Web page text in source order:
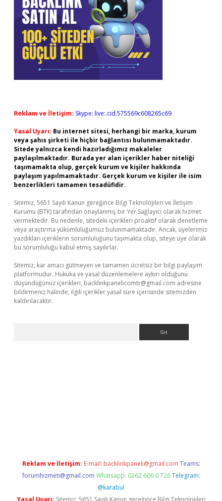
Reklam ve İletişim: Skype: live:.cid.575569c608265c69
Yasal Uyarı: Bu internet sitesi, herhangi bir marka, kurum
veya şahıs şirketi ile hiçbir bağlantısı bulunmamaktadır.
Sitede yalnızca kendi hazırladığımız makaleler
paylaşılmaktadır. Burada yer alan içerikler haber niteliği
taşımamakta olup, gerçek kurum ve kişiler hakkında
paylaşım yapılmamaktadır. Gerçek kurum ve kişiler ile isim
benzerlikleri tamamen tesadüfidir.
Sitemiz, 5651 Sayılı Kanun gereğince Bilgi Teknolojileri ve İletişim
Kurumu (BTK) tarafından onaylanmış bir Yer Sağlayıcı olarak hizmet
vermektedir. Bu nedenle, sitedeki içerikleri proaktif olarak denetleme
veya araştırma yükümlülüğümüz bulunmamaktadır. Ancak, üyelerimiz
yazdıkları içeriklerin sorumluluğunu taşımakta olup, siteye üye olarak
bu sorumluluğu kabul etmiş sayılırlar.
Sitemiz, kar amacı gütmeyen ve tamamen ücretsiz bir bilgi paylaşım
platformudur. Hukuka ve yasal düzenlemelere aykırı olduğunu
düşündüğünüz içerikleri, backlinkpanelicomtr@gmail.com adresine
bildirmeniz halinde, ilgili içerikler yasal süre içerisinde sitemizden
kaldırılacaktır.
Reklam ve İletişim: E-mail: backlinkpaneli@gmail.com Teams:
forumhizmeti@gmail.com Whatsapp: 0262 606 0 726 Telegram:
@karabul
Yasal Uyarı: Sitemiz, 5651 Sayılı Kanun gereğince Bilgi Teknolojileri